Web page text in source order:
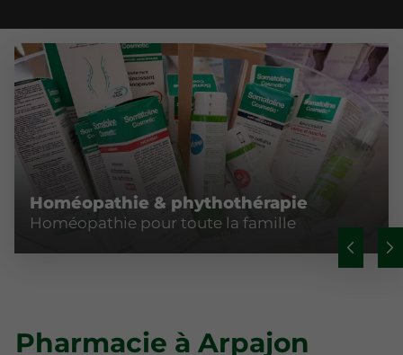
Homéopathie & phythothérapie
Homéopathie pour toute la famille
Pharmacie à Arpajon